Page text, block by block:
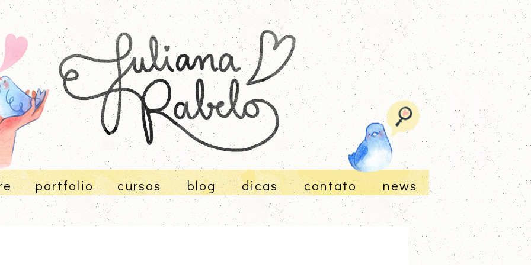
portfolio cursos blog dicas contato news